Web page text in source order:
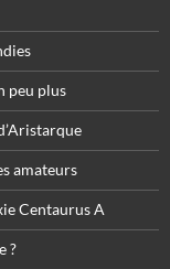
peu plus
amateurs
Centaurus A
?